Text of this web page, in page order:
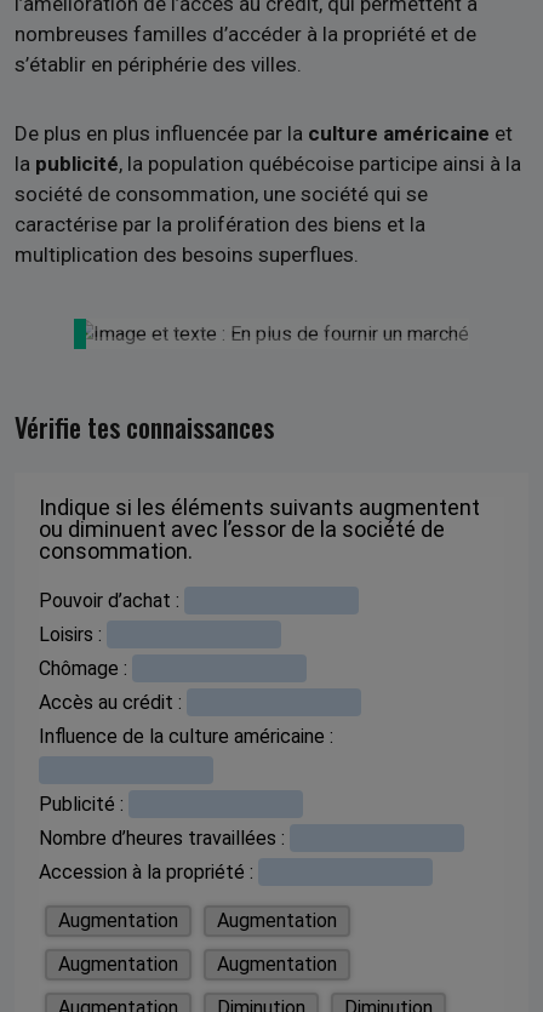
nombreuses familles d’accéder à la propriété et de
s’établir en périphérie des villes.
De plus en plus influencée par la culture américaine et
la publicité, la population québécoise participe ainsi à la
société de consommation, une société qui se
caractérise par la prolifération des biens et la
multiplication des besoins superflues.
Vérifie tes connaissances